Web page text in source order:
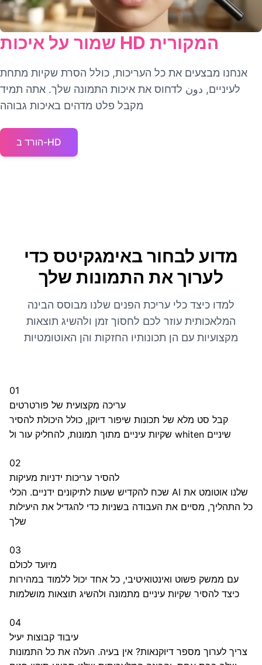
שמור על איכות HD המקורית
אנחנו מבצעים את כל העריכות, כולל הסרת שקיות מתחת
לעיניים, دون לדחוס את איכות התמונה שלך. אתה תמיד
מקבל פלט מדהים באיכות גבוהה
הורד ב-HD
מדוע לבחור באימגקיטס כדי
לערוך את התמונות שלך
למדו כיצד כלי עריכת הפנים שלנו מבוסס הבינה
המלאכותית עוזר לכם לחסוך זמן ולהשיג תוצאות
מקצועיות עם הן תכונותיו החזקות והן האוטומטיות
01
עריכה מקצועית של פורטרטים
קבל סט מלא של תכונות שיפור דיוקן, כולל היכולת להסיר
שקיות עיניים מתוך תמונות, להחליק עור ול whiten שיניים
02
להסיר עריכות ידניות מעיקות
שכח להקדיש שעות לתיקונים ידניים. הכלי AI שלנו אוטומט את
כל התהליך, מסיים את העבודה בשניות כדי להגדיל את היעילות
שלך
03
מיועד לכולם
עם ממשק פשוט ואינטואיטיבי, כל אחד יכול ללמוד במהירות
כיצד להסיר שקיות עיניים מתמונה ולהשיג תוצאות מושלמות
04
עיבוד קבוצות יעיל
צריך לערוך מספר דיוקנאות? אין בעיה. העלה את כל התמונות